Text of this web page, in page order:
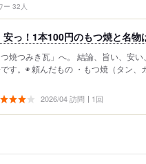
ー 32人
安っ！1本100円のもつ焼と名物
焼つみき瓦」へ。 結論、旨い、安
す。 ​◉ 頼んだもの ・​もつ焼（タン、
2026/04 訪問 1回